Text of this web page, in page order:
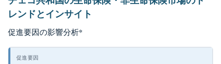
レンドとインサイト
促進要因の影響分析*